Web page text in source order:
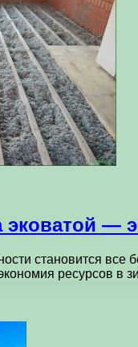
эковатой
становится
ресурсов в